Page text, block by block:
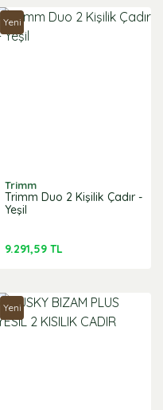
Yeni
Trimm
Trimm Duo 2 Kişilik Çadır -
Yeşil
9.291,59 TL
Yeni